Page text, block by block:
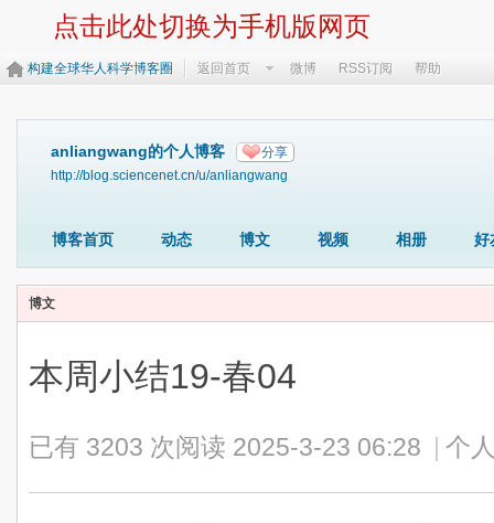
点击此处切换为手机版网页
构建全球华人科学博客圈 返回首页 微博 RSS订阅 帮助
anliangwang的个人博客 分享
http://blog.sciencenet.cn/u/anliangwang
博客首页 动态 博文 视频 相册 好
博文
本周小结19-春04
已有 3203 次阅读 2025-3-23 06:28 个